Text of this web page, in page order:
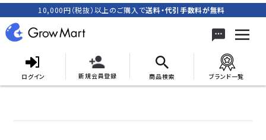
10,000円（税抜）以上のご購入で送料・代引手数料が無料
ログイン 新規会員登録 商品検索 ブランド一覧